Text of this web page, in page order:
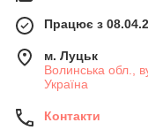
Працює з
м. Луцьк
Волинська обл.,
Україна
Контакти